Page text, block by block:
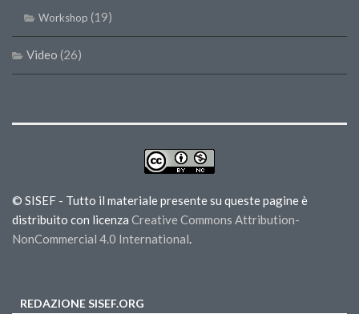
Workshop (19)
Video (26)
© SISEF - Tutto il materiale presente su queste pagine è
distribuito con licenza Creative Commons Attribution-
NonCommercial 4.0 International
REDAZIONE SISEF.ORG